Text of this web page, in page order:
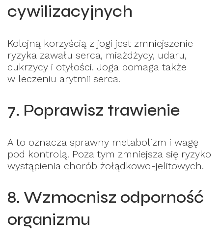
cywilizacyjnych
Kolejną korzyścią z jogi jest zmniejszenie
ryzyka zawału serca, miażdżycy, udaru,
cukrzycy i otyłości. Joga pomaga także
w leczeniu arytmii serca.
7. Poprawisz trawienie
A to oznacza sprawny metabolizm i wagę
pod kontrolą. Poza tym zmniejsza się ryzyko
wystąpienia chorób żołądkowo-jelitowych.
8. Wzmocnisz odporność
organizmu